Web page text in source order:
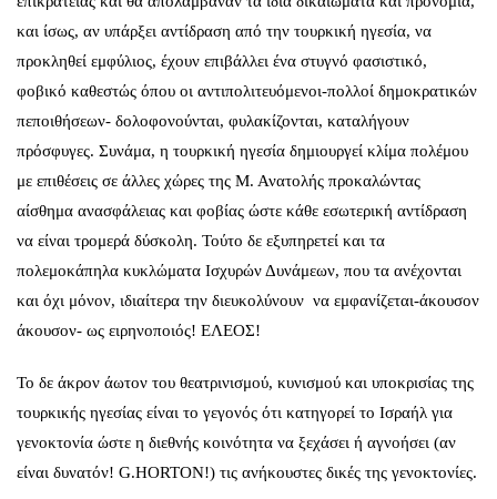
και ίσως, αν υπάρξει αντίδραση από την τουρκική ηγεσία, να
προκληθεί εμφύλιος, έχουν επιβάλλει ένα στυγνό φασιστικό,
φοβικό καθεστώς όπου οι αντιπολιτευόμενοι-πολλοί δημοκρατικών
πεποιθήσεων- δολοφονούνται, φυλακίζονται, καταλήγουν
πρόσφυγες. Συνάμα, η τουρκική ηγεσία δημιουργεί κλίμα πολέμου
με επιθέσεις σε άλλες χώρες της Μ. Ανατολής προκαλώντας
αίσθημα ανασφάλειας και φοβίας ώστε κάθε εσωτερική αντίδραση
να είναι τρομερά δύσκολη. Τούτο δε εξυπηρετεί και τα
πολεμοκάπηλα κυκλώματα Ισχυρών Δυνάμεων, που τα ανέχονται
και όχι μόνον, ιδιαίτερα την διευκολύνουν να εμφανίζεται-άκουσον
άκουσον- ως ειρηνοποιός! ΕΛΕΟΣ!
Το δε άκρον άωτον του θεατρινισμού, κυνισμού και υποκρισίας της
τουρκικής ηγεσίας είναι το γεγονός ότι κατηγορεί το Ισραήλ για
γενοκτονία ώστε η διεθνής κοινότητα να ξεχάσει ή αγνοήσει (αν
είναι δυνατόν! G.HORTON!) τις ανήκουστες δικές της γενοκτονίες.